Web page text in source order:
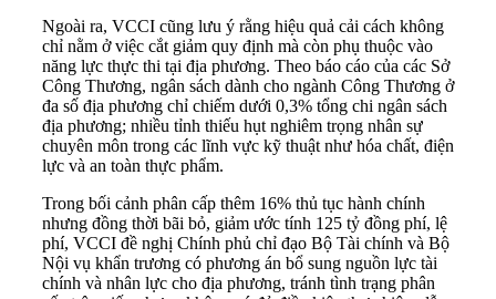
Ngoài ra, VCCI cũng lưu ý rằng hiệu quả cải cách không
chỉ nằm ở việc cắt giảm quy định mà còn phụ thuộc vào
năng lực thực thi tại địa phương. Theo báo cáo của các Sở
Công Thương, ngân sách dành cho ngành Công Thương ở
đa số địa phương chỉ chiếm dưới 0,3% tổng chi ngân sách
địa phương; nhiều tỉnh thiếu hụt nghiêm trọng nhân sự
chuyên môn trong các lĩnh vực kỹ thuật như hóa chất, điện
lực và an toàn thực phẩm.
Trong bối cảnh phân cấp thêm 16% thủ tục hành chính
nhưng đồng thời bãi bỏ, giảm ước tính 125 tỷ đồng phí, lệ
phí, VCCI đề nghị Chính phủ chỉ đạo Bộ Tài chính và Bộ
Nội vụ khẩn trương có phương án bổ sung nguồn lực tài
chính và nhân lực cho địa phương, tránh tình trạng phân